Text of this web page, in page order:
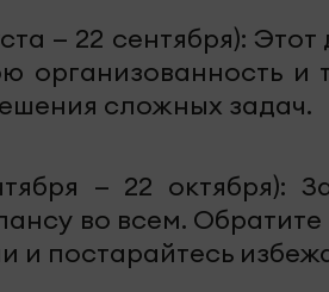
— 22 сентября):
организованность
сложных задач.
— 22 октября):
во всем.
постарайтесь